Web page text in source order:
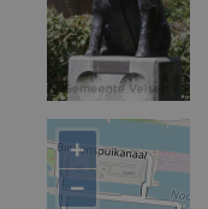
+
−